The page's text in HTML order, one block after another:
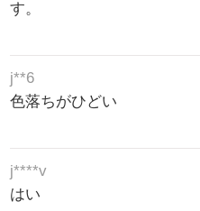
す。
j**6
色落ちがひどい
j****v
はい